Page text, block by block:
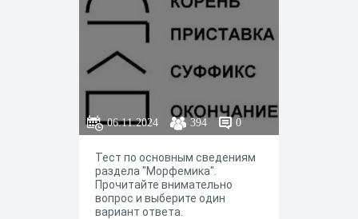
06.11.2024 394 0
Тест по основным сведениям
раздела "Морфемика".
Прочитайте внимательно
вопрос и выберите один
вариант ответа.